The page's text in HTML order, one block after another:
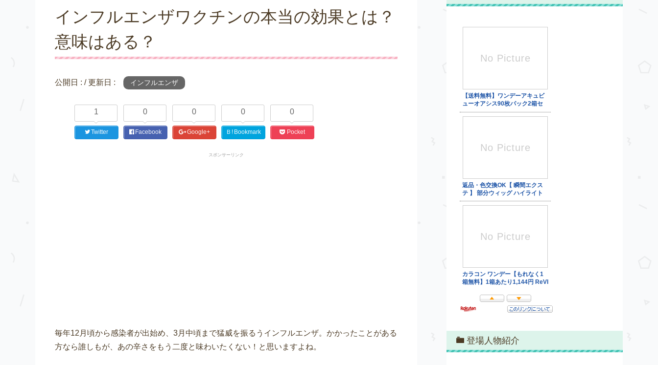
インフルエンザワクチンの本当の効果とは？
意味はある？
公開日 : / 更新日 : インフルエンザ
1
Twitter
0
Facebook
0
Google+
0
Ｂ! Bookmark
0
Pocket
スポンサーリンク
毎年12月頃から感染者が出始め、3月中頃まで猛威を振るうインフルエンザ。かかったことがある
方なら誰しもが、あの辛さをもう二度と味わいたくない！と思いますよね。
登場人物紹介